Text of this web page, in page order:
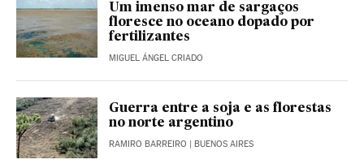
Um imenso mar de sargaços
floresce no oceano dopado por
fertilizantes
MIGUEL ÁNGEL CRIADO
Guerra entre a soja e as florestas
no norte argentino
RAMIRO BARREIRO | BUENOS AIRES